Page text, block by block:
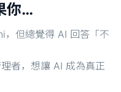
你…
但總覺得 AI 回答「不
者，想讓 AI 成為真正